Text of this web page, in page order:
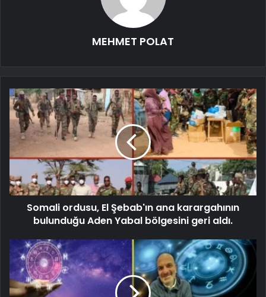
MEHMET POLAT
Somali ordusu, El Şebab'ın ana karargahının
bulunduğu Aden Yabal bölgesini geri aldı.